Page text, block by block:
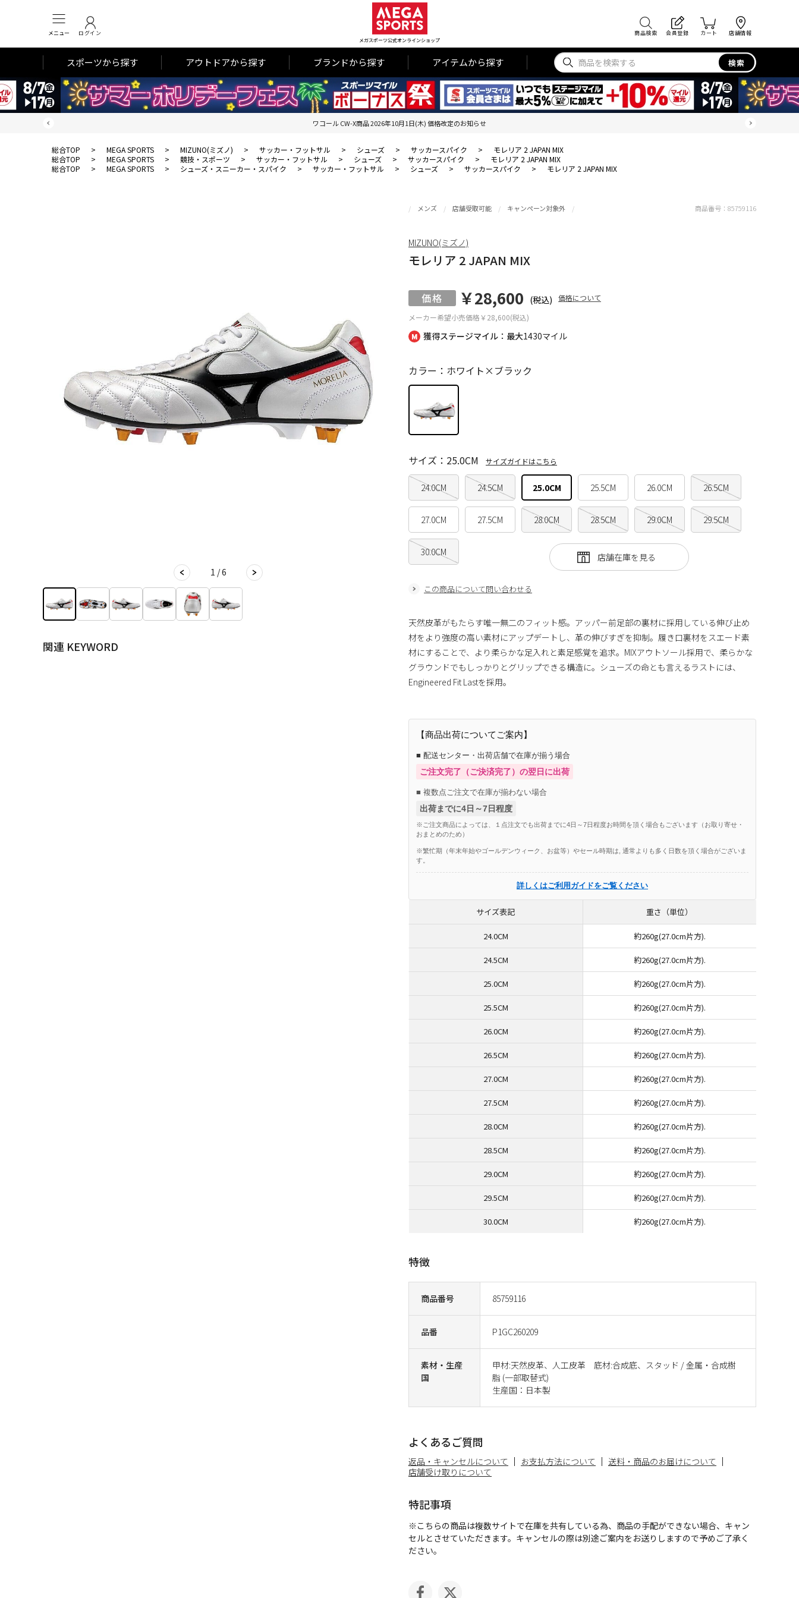
メニュー ログイン
メガスポーツ公式オンラインショップ
商品検索 会員登録 カート 店舗情報
スポーツから探す アウトドアから探す ブランドから探す アイテムから探す 検索
ワコール CW-X商品 2026年10月1日(木) 価格改定のお知らせ
総合TOP > MEGA SPORTS > MIZUNO(ミズノ) > サッカー・フットサル > シューズ > サッカースパイク >
モレリア 2 JAPAN MIX
総合TOP
> MEGA SPORTS > 競技・スポーツ > サッカー・フットサル > シューズ > サッカースパイク >
モレリア 2 JAPAN MIX
総合TOP
> MEGA SPORTS > シューズ・スニーカー・スパイク > サッカー・フットサル > シューズ > サッカースパイク > モレリア 2 JAPAN MIX
1 / 6
関連 KEYWORD
獲得ステージマイル：最大1430マイル
メンズ 店舗受取可能 キャンペーン対象外
モレリア 2 JAPAN MIX
メーカー希望小売価格￥28,600(税込)
￥28,600 (税込) 価格について
商品番号 85759116
品番 P1GC260209
素材・生産
国
甲材:天然皮革、人工皮革 底材:合成底、スタッド / 金属・合成樹
脂 (一部取替式)
生産国：日本製
カラー：ホワイト×ブラック
24.0CM 24.5CM 25.0CM 25.5CM 26.0CM 26.5CM
27.0CM 27.5CM 28.0CM 28.5CM 29.0CM 29.5CM
30.0CM
サイズ：25.0CM サイズガイドはこちら
この商品について問い合わせる
商品番号： 85759116
MIZUNO(ミズノ)
天然皮革がもたらす唯一無二のフィット感。アッパー前足部の裏材に採用している伸び止め
材をより強度の高い素材にアップデートし、革の伸びすぎを抑制。履き口裏材をスエード素
材にすることで、より柔らかな足入れと素足感覚を追求。MIXアウトソール採用で、柔らかな
グラウンドでもしっかりとグリップできる構造に。シューズの命とも言えるラストには、
Engineered Fit Lastを採用。
【商品出荷についてご案内】
■ 配送センター・出荷店舗で在庫が揃う場合
ご注文完了（ご決済完了）の翌日に出荷
■ 複数点ご注文で在庫が揃わない場合
出荷までに4日～7日程度
※ご注文商品によっては、１点注文でも出荷までに4日～7日程度お時間を頂く場合もございます（お取り寄せ・
おまとめのため）
※繁忙期（年末年始やゴールデンウィーク、お盆等）やセール時期は, 通常よりも多く日数を頂く場合がございま
す。
詳しくはご利用ガイドをご覧ください
特徴
よくあるご質問
返品・キャンセルについて お支払方法について
送料・商品のお届けについて
店舗受け取りについて
特記事項
※こちらの商品は複数サイトで在庫を共有している為、商品の手配ができない場合、キャン
セルとさせていただきます。キャンセルの際は別途ご案内をお送りしますので予めご了承く
ださい。
サイズ表記 重さ（単位）
24.0CM 約260g(27.0cm片方).
24.5CM 約260g(27.0cm片方).
25.0CM 約260g(27.0cm片方).
25.5CM 約260g(27.0cm片方).
26.0CM 約260g(27.0cm片方).
26.5CM 約260g(27.0cm片方).
27.0CM 約260g(27.0cm片方).
27.5CM 約260g(27.0cm片方).
28.0CM 約260g(27.0cm片方).
28.5CM 約260g(27.0cm片方).
29.0CM 約260g(27.0cm片方).
29.5CM 約260g(27.0cm片方).
30.0CM 約260g(27.0cm片方).